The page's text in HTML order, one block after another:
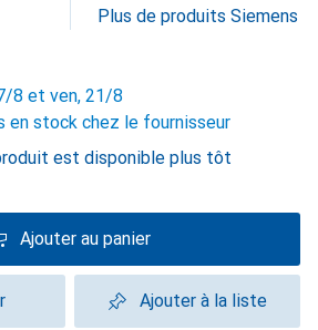
Plus de produits Siemens
8 et ven, 21/8
en stock chez le fournisseur
est disponible plus tôt
Ajouter au panier
Ajouter à la liste